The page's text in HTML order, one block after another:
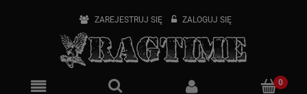
ZAREJESTRUJ SIĘ ZALOGUJ SIĘ